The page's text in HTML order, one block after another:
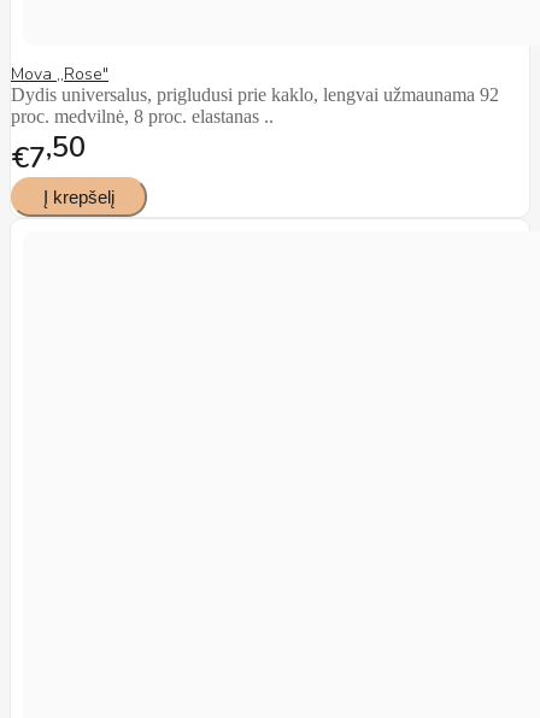
Mova ,,Rose"
Dydis universalus, prigludusi prie kaklo, lengvai užmaunama 92
proc. medvilnė, 8 proc. elastanas ..
€7 50